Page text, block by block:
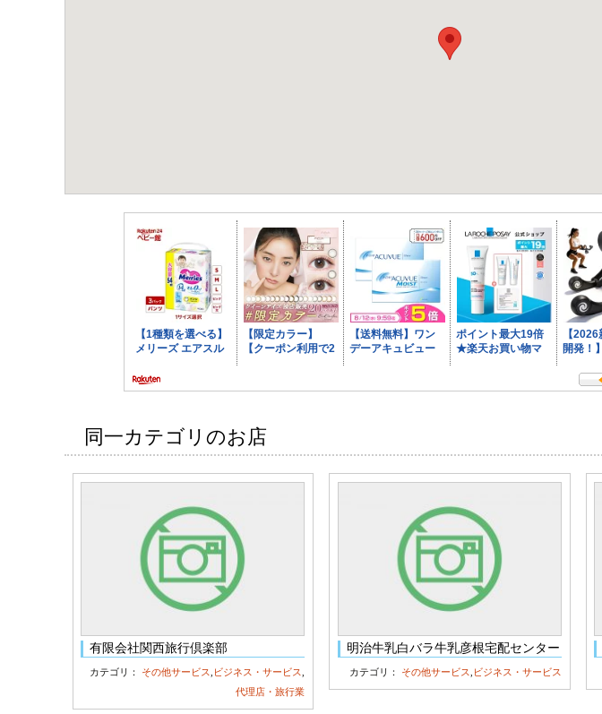
同一カテゴリのお店
有限会社関西旅行倶楽部
カテゴリ： その他サービス ビジネス・サービス
代理店・旅行業
明治牛乳白バラ牛乳彦根宅配センター
カテゴリ： その他サービス ビジネス・サービス